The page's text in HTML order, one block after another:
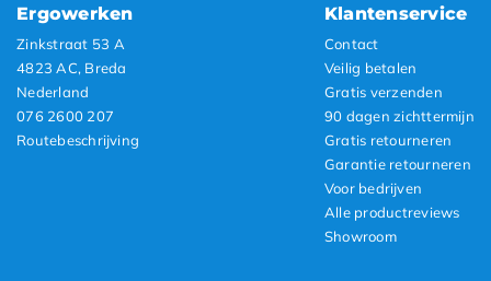
Ergowerken
Zinkstraat 53 A
4823 AC, Breda
Nederland
076 2600 207
Routebeschrijving
Klantenservice
Contact
Veilig betalen
Gratis verzenden
90 dagen zichttermijn
Gratis retourneren
Garantie retourneren
Voor bedrijven
Alle productreviews
Showroom